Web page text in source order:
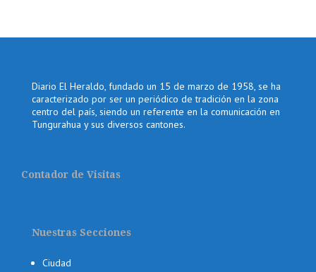
Diario El Heraldo, fundado un 15 de marzo de 1958, se ha
caracterizado por ser un periódico de tradición en la zona
centro del país, siendo un referente en la comunicación en
Tungurahua y sus diversos cantones.
Contador de Visitas
Nuestras Secciones
Ciudad